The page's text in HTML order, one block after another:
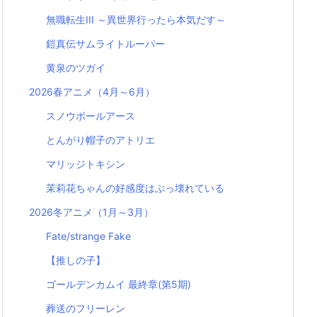
無職転生III ～異世界行ったら本気だす～
鎧真伝サムライトルーパー
黄泉のツガイ
2026春アニメ（4月～6月）
スノウボールアース
とんがり帽子のアトリエ
マリッジトキシン
茉莉花ちゃんの好感度はぶっ壊れている
2026冬アニメ（1月～3月）
Fate/strange Fake
【推しの子】
ゴールデンカムイ 最終章(第5期)
葬送のフリーレン